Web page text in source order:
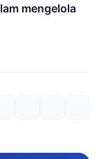
mengelola